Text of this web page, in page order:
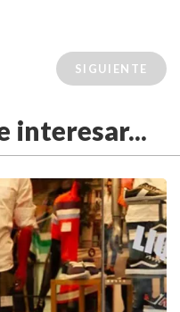
SIGUIENTE
interesar...